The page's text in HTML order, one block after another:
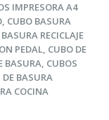
IMPRESORA A4
, CUBO BASURA
RECICLAJE
PEDAL, CUBO DE
BASURA, CUBOS
DE BASURA
COCINA